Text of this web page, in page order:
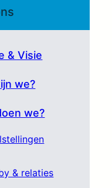
& Visie
we?
we?
& relaties